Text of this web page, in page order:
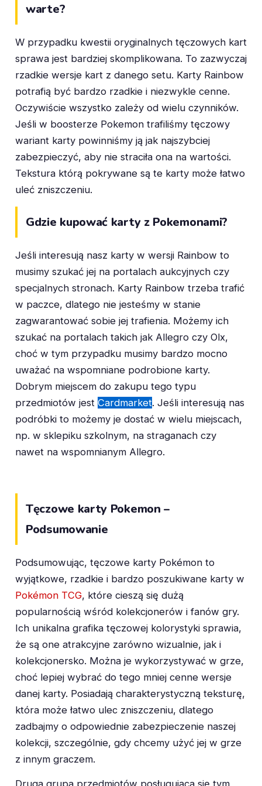
warte?
W przypadku kwestii oryginalnych tęczowych kart
sprawa jest bardziej skomplikowana. To zazwyczaj
rzadkie wersje kart z danego setu. Karty Rainbow
potrafią być bardzo rzadkie i niezwykle cenne.
Oczywiście wszystko zależy od wielu czynników.
Jeśli w boosterze Pokemon trafiliśmy tęczowy
wariant karty powinniśmy ją jak najszybciej
zabezpieczyć, aby nie straciła ona na wartości.
Tekstura którą pokrywane są te karty może łatwo
uleć zniszczeniu.
Gdzie kupować karty z Pokemonami?
Jeśli interesują nasz karty w wersji Rainbow to
musimy szukać jej na portalach aukcyjnych czy
specjalnych stronach. Karty Rainbow trzeba trafić
w paczce, dlatego nie jesteśmy w stanie
zagwarantować sobie jej trafienia. Możemy ich
szukać na portalach takich jak Allegro czy Olx,
choć w tym przypadku musimy bardzo mocno
uważać na wspomniane podrobione karty.
Dobrym miejscem do zakupu tego typu
przedmiotów jest Cardmarket. Jeśli interesują nas
podróbki to możemy je dostać w wielu miejscach,
np. w sklepiku szkolnym, na straganach czy
nawet na wspomnianym Allegro.
Tęczowe karty Pokemon –
Podsumowanie
Podsumowując, tęczowe karty Pokémon to
wyjątkowe, rzadkie i bardzo poszukiwane karty w
Pokémon TCG, które cieszą się dużą
popularnością wśród kolekcjonerów i fanów gry.
Ich unikalna grafika tęczowej kolorystyki sprawia,
że są one atrakcyjne zarówno wizualnie, jak i
kolekcjonersko. Można je wykorzystywać w grze,
choć lepiej wybrać do tego mniej cenne wersje
danej karty. Posiadają charakterystyczną teksturę,
która może łatwo ulec zniszczeniu, dlatego
zadbajmy o odpowiednie zabezpieczenie naszej
kolekcji, szczególnie, gdy chcemy użyć jej w grze
z innym graczem.